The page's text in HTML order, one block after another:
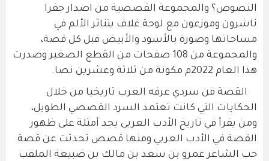
النصوص؟ والمجموعة القصصية من اصدار جفرا
ناشرون وموزعون مع لوحة غلاف يتناثر الألم في
مساحاتها وصورة بالأسود والأبيض قبل كل قصة،
والمجموعة من 108 صفحات من القطع الصغير وصدرت
هذا العام 2022م مكونة من ثلاثة وعشرين نصا.
القصة فن سردي عرفه العرب تاريخيا من خلال
الحكايات التي كانت تعتمد السرد القصصي الطويل،
ومن يقرأ في تاريخ الأدب العربي يجد أمثلة على ظهور
القصة في الأدب العربي ومنها قصص تحدثت عن قصة
حب الشاعر عمرو بن سعد بن مالك بن ضبيعة الملقب